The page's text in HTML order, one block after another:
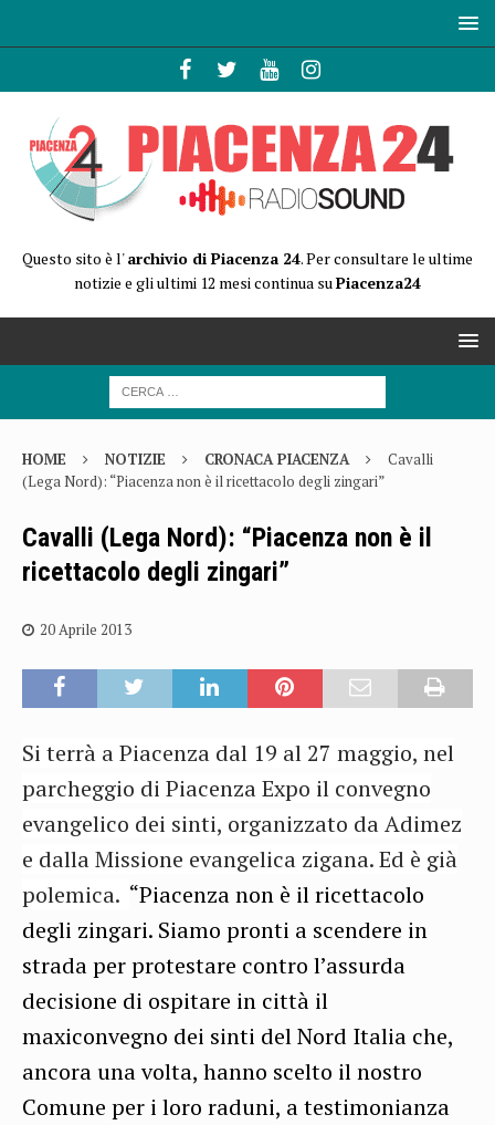
Questo sito è l'archivio di Piacenza 24. Per consultare le ultime
notizie e gli ultimi 12 mesi continua suPiacenza24
HOME NOTIZIE CRONACA PIACENZA
Cavalli
(Lega Nord): “Piacenza non è il ricettacolo degli zingari”
Cavalli (Lega Nord): “Piacenza non è il
ricettacolo degli zingari”
20 Aprile 2013
Si terrà a Piacenza dal 19 al 27 maggio, nel
parcheggio di Piacenza Expo il convegno
evangelico dei sinti, organizzato da Adimez
e dalla Missione evangelica zigana. Ed è già
polemica. “Piacenza non è il ricettacolo
degli zingari. Siamo pronti a scendere in
strada per protestare contro l’assurda
decisione di ospitare in città il
maxiconvegno dei sinti del Nord Italia che,
ancora una volta, hanno scelto il nostro
Comune per i loro raduni, a testimonianza